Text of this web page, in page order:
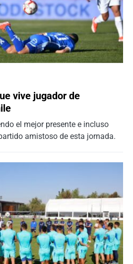
vive jugador de
el mejor presente e incluso
amistoso de esta jornada.